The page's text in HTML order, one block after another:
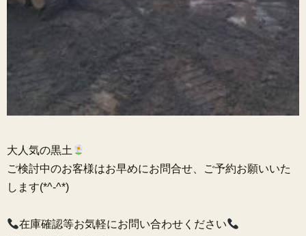
大人気の黒土
ご検討中のお客様はお早めにお問合せ、ご予約お願いいた
します(*^-^*)
在庫確認等お気軽にお問い合わせください